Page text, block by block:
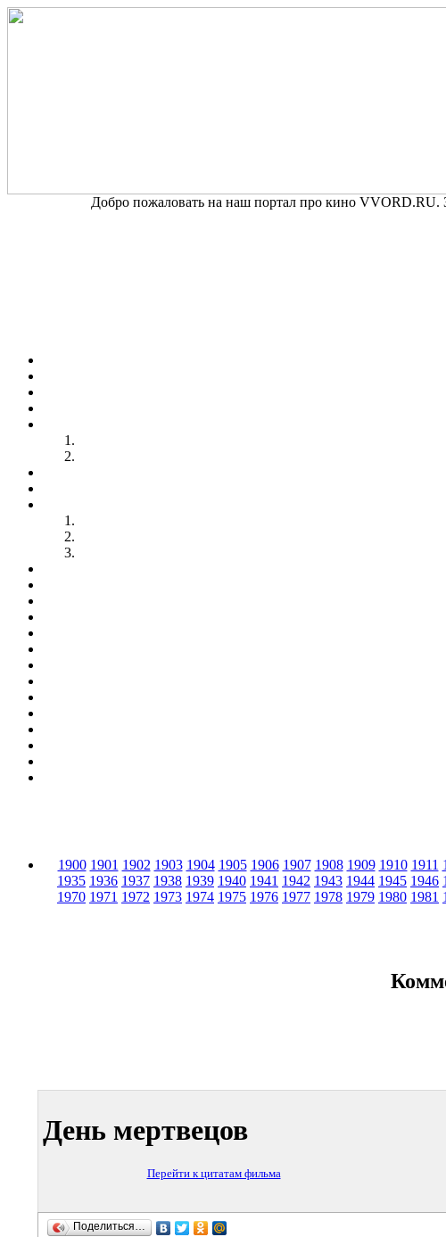
Добро пожаловать на наш портал про кино VVORD.RU.
1900 1901 1902 1903 1904 1905 1906 1907 1908 1909 1910 1911
1935 1936 1937 1938 1939 1940 1941 1942 1943 1944 1945 1946
1970 1971 1972 1973 1974 1975 1976 1977 1978 1979 1980 1981
День мертвецов
Перейти к цитатам фильма
Поделиться…